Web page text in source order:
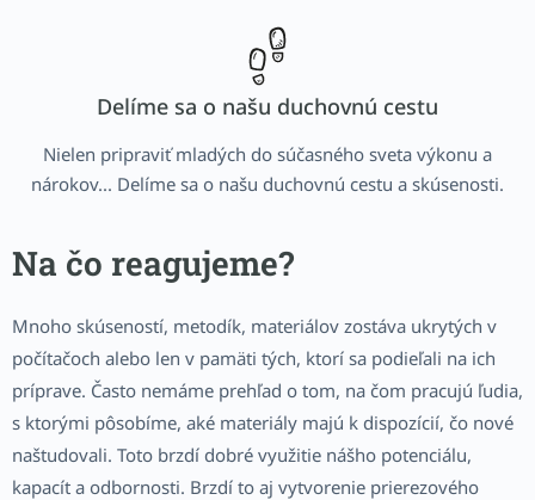
Delíme sa o našu duchovnú cestu
Nielen pripraviť mladých do súčasného sveta výkonu a
nárokov... Delíme sa o našu duchovnú cestu a skúsenosti.
Na čo reagujeme?
Mnoho skúseností, metodík, materiálov zostáva ukrytých v
počítačoch alebo len v pamäti tých, ktorí sa podieľali na ich
príprave. Často nemáme prehľad o tom, na čom pracujú ľudia,
s ktorými pôsobíme, aké materiály majú k dispozícií, čo nové
naštudovali. Toto brzdí dobré využitie nášho potenciálu,
kapacít a odbornosti. Brzdí to aj vytvorenie prierezového